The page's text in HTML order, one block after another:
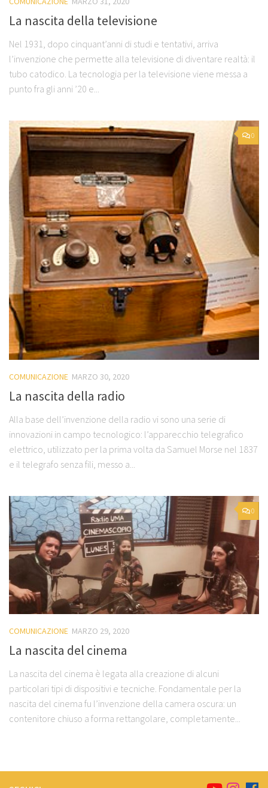
La nascita della televisione
Nel 1931, dopo cinquant’anni di studi e tentativi, arriva
l’invenzione che permette alla televisione di diventare realtà: il
tubo catodico. La tecnologia per la televisione viene messa a
punto fra gli anni ’20 e...
0
COMUNICAZIONE MARZO 30, 2020
La nascita della radio
Alla base dell’invenzione della radio vi sono una serie di
innovazioni in campo tecnologico: l’apparecchio telegrafico
elettrico, utilizzato per la prima volta da Samuel Morse nel 1837
e il telegrafo senza fili, messo a...
0
COMUNICAZIONE MARZO 29, 2020
La nascita del cinema
La nascita del cinema è legata alla creazione di alcuni
particolari tipi di dispositivi e tecniche. Fondamentale per la
nascita del cinema fu l’invenzione della camera oscura: un
contenitore chiuso a forma rettangolare, completamente...